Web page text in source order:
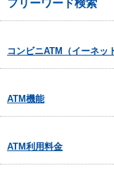
フリーワード検索
コンビニATM（イーネッ
ATM機能
ATM利用料金